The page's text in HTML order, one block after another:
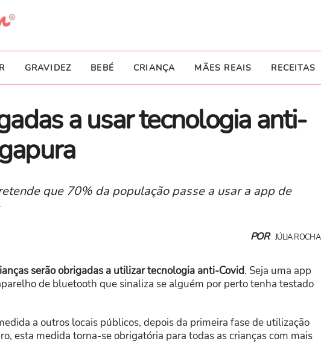
GRAVIDEZ BEBÉ CRIANÇA MÃES REAIS RECEITAS
a usar tecnologia anti-
que 70% da população passe a usar a app de
POR JÚLIA ROCHA
serão obrigadas a utilizar tecnologia anti-Covid. Seja uma app
de bluetooth que sinaliza se alguém por perto tenha testado
a outros locais públicos, depois da primeira fase de utilização
esta medida torna-se obrigatória para todas as crianças com mais